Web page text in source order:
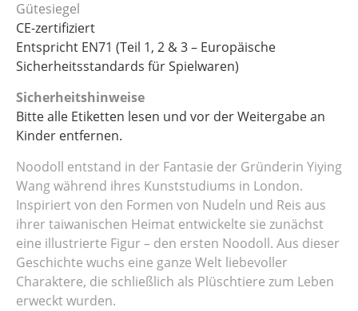
Gütesiegel
CE-zertifiziert
Entspricht EN71 (Teil 1, 2 & 3 – Europäische
Sicherheitsstandards für Spielwaren)
Sicherheitshinweise
Bitte alle Etiketten lesen und vor der Weitergabe an
Kinder entfernen.
Noodoll entstand in der Fantasie der Gründerin Yiying
Wang während ihres Kunststudiums in London.
Inspiriert von den Formen von Nudeln und Reis aus
ihrer taiwanischen Heimat entwickelte sie zunächst
eine illustrierte Figur – den ersten Noodoll. Aus dieser
Geschichte wuchs eine ganze Welt liebevoller
Charaktere, die schließlich als Plüschtiere zum Leben
erweckt wurden.